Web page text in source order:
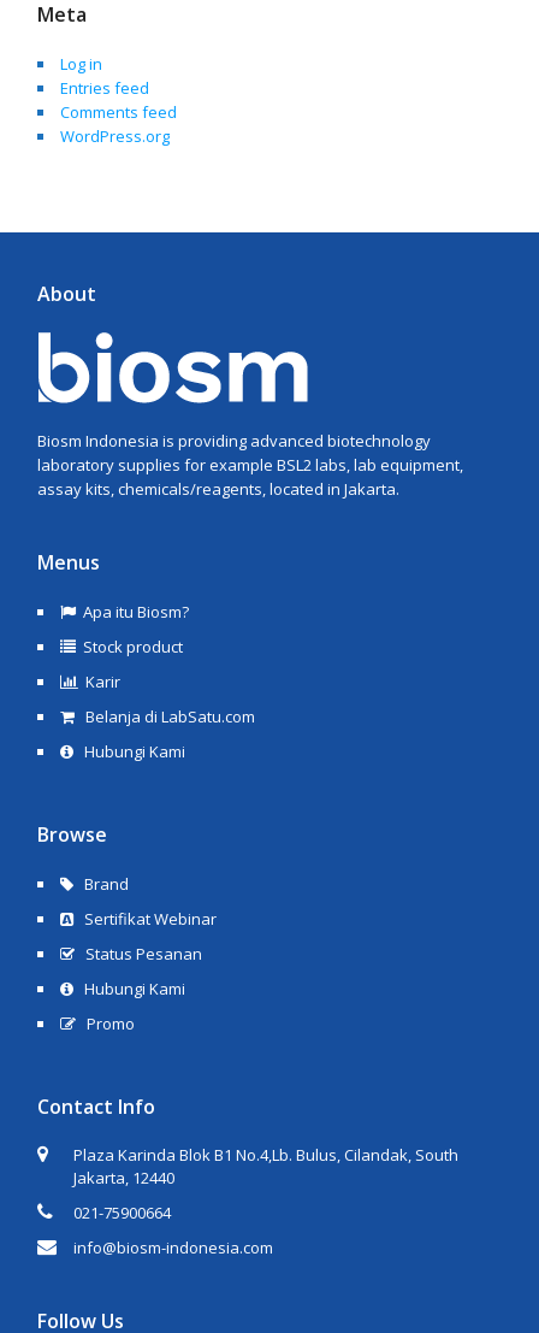
Meta
Log in
Entries feed
Comments feed
WordPress.org
About
Biosm Indonesia is providing advanced biotechnology
laboratory supplies for example BSL2 labs, lab equipment,
assay kits, chemicals/reagents, located in Jakarta.
Menus
Apa itu Biosm?
Stock product
Karir
Belanja di LabSatu.com
Hubungi Kami
Browse
Brand
Sertifikat Webinar
Status Pesanan
Hubungi Kami
Promo
Contact Info
Plaza Karinda Blok B1 No.4,Lb. Bulus, Cilandak, South
Jakarta, 12440
021-75900664
info@biosm-indonesia.com
Follow Us